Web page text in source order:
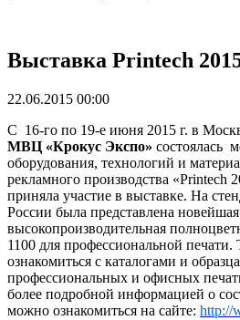
Выставка Printech
22.06.2015 00:00
С 16-го по 19-е июня 2015 г. в
МВЦ «Крокус Экспо» состоялась
оборудования, технологий и
рекламного производства «Printech
приняла участие в выставке. На
России была представлена
высокопроизводительная
1100 для профессиональной
ознакомиться с каталогами и
профессиональных и офисных
более подробной информацией о
можно ознакомиться на сайте: http://